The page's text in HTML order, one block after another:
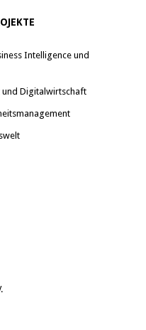
Intelligence und
Digitalwirtschaft